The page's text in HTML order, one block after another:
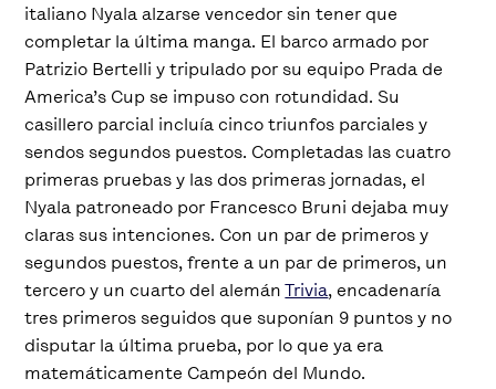
italiano Nyala alzarse vencedor sin tener que
completar la última manga. El barco armado por
Patrizio Bertelli y tripulado por su equipo Prada de
America’s Cup se impuso con rotundidad. Su
casillero parcial incluía cinco triunfos parciales y
sendos segundos puestos. Completadas las cuatro
primeras pruebas y las dos primeras jornadas, el
Nyala patroneado por Francesco Bruni dejaba muy
claras sus intenciones. Con un par de primeros y
segundos puestos, frente a un par de primeros, un
tercero y un cuarto del alemánTrivia, encadenaría
tres primeros seguidos que suponían 9 puntos y no
disputar la última prueba, por lo que ya era
matemáticamente Campeón del Mundo.